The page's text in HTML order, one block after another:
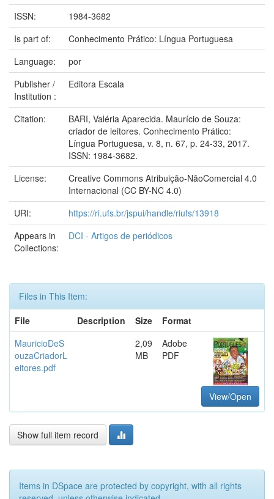
ISSN:
1984-3682
Is part of:
Conhecimento Prático: Língua Portuguesa
Language:
por
Publisher /
Institution :
Editora Escala
Citation:
BARI, Valéria Aparecida. Maurício de Souza:
criador de leitores. Conhecimento Prático:
Língua Portuguesa, v. 8, n. 67, p. 24-33, 2017.
ISSN: 1984-3682.
License:
Creative Commons Atribuição-NãoComercial 4.0
Internacional (CC BY-NC 4.0)
URI:
https://ri.ufs.br/jspui/handle/riufs/13918
Appears in
Collections:
DCI - Artigos de periódicos
Files in This Item:
File
Description Size
Format
MauricioDeS
ouzaCriadorL
eitores.pdf
2,09
MB
Adobe
PDF
View/Open
Show full item record
Items in DSpace are protected by copyright, with all rights